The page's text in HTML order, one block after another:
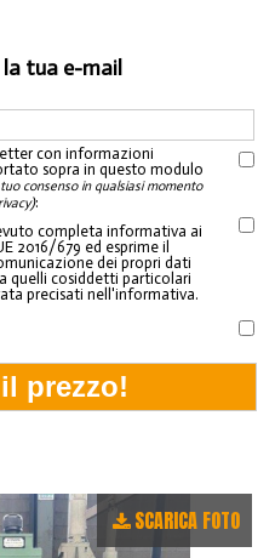
tua e-mail
con informazioni
sopra in questo modulo
consenso in qualsiasi momento
:
completa informativa ai
2016/679 ed esprime il
dei propri dati
quelli cosiddetti particolari
precisati nell'informativa.
SCARICA FOTO